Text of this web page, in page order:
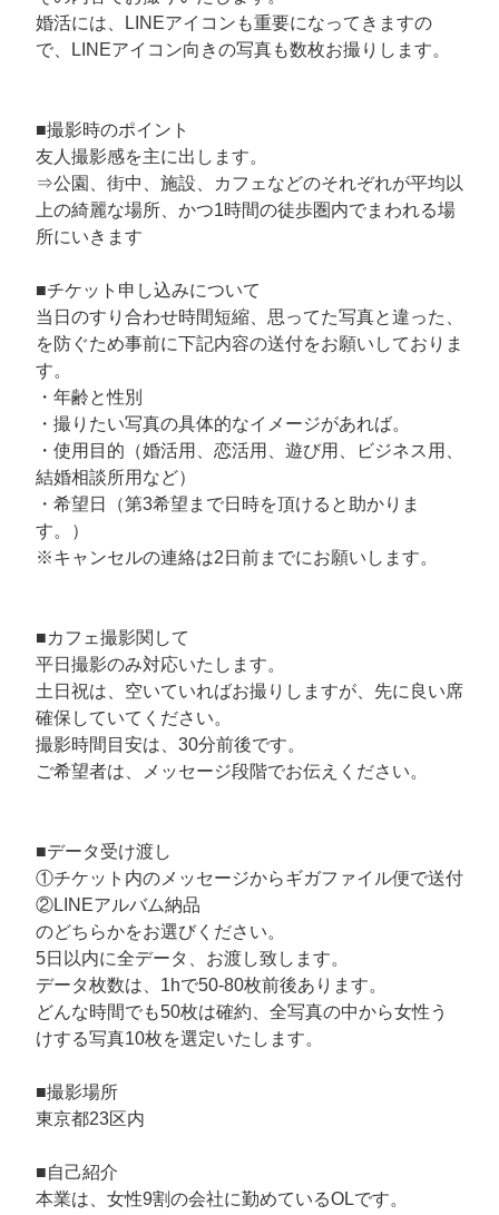
婚活には、LINEアイコンも重要になってきますの
で、LINEアイコン向きの写真も数枚お撮りします。
■撮影時のポイント
友人撮影感を主に出します。
⇒公園、街中、施設、カフェなどのそれぞれが平均以
上の綺麗な場所、かつ1時間の徒歩圏内でまわれる場
所にいきます
■チケット申し込みについて
当日のすり合わせ時間短縮、思ってた写真と違った、
を防ぐため事前に下記内容の送付をお願いしておりま
す。
・年齢と性別
・撮りたい写真の具体的なイメージがあれば。
・使用目的（婚活用、恋活用、遊び用、ビジネス用、
結婚相談所用など）
・希望日（第3希望まで日時を頂けると助かりま
す。）
※キャンセルの連絡は2日前までにお願いします。
■カフェ撮影関して
平日撮影のみ対応いたします。
土日祝は、空いていればお撮りしますが、先に良い席
確保していてください。
撮影時間目安は、30分前後です。
ご希望者は、メッセージ段階でお伝えください。
■データ受け渡し
①チケット内のメッセージからギガファイル便で送付
②LINEアルバム納品
のどちらかをお選びください。
5日以内に全データ、お渡し致します。
データ枚数は、1hで50-80枚前後あります。
どんな時間でも50枚は確約、全写真の中から女性う
けする写真10枚を選定いたします。
■撮影場所
東京都23区内
■自己紹介
本業は、女性9割の会社に勤めているOLです。